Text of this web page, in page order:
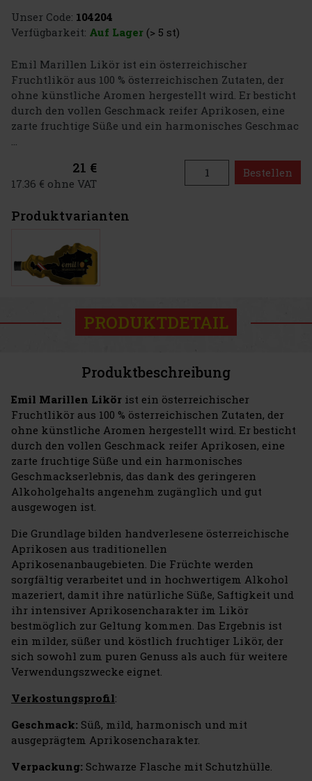
Unser Code: 104204
Verfügbarkeit: Auf Lager (> 5 st)
Emil Marillen Likör ist ein österreichischer
Fruchtlikör aus 100 % österreichischen Zutaten, der
ohne künstliche Aromen hergestellt wird. Er besticht
durch den vollen Geschmack reifer Aprikosen, eine
zarte fruchtige Süße und ein harmonisches Geschmac
...
21 €
17.36 € ohne VAT
Bestellen
Produktvarianten
PRODUKTDETAIL
Produktbeschreibung
Emil Marillen Likör ist ein österreichischer
Fruchtlikör aus 100 % österreichischen Zutaten, der
ohne künstliche Aromen hergestellt wird. Er besticht
durch den vollen Geschmack reifer Aprikosen, eine
zarte fruchtige Süße und ein harmonisches
Geschmackserlebnis, das dank des geringeren
Alkoholgehalts angenehm zugänglich und gut
ausgewogen ist.
Die Grundlage bilden handverlesene österreichische
Aprikosen aus traditionellen
Aprikosenanbaugebieten. Die Früchte werden
sorgfältig verarbeitet und in hochwertigem Alkohol
mazeriert, damit ihre natürliche Süße, Saftigkeit und
ihr intensiver Aprikosencharakter im Likör
bestmöglich zur Geltung kommen. Das Ergebnis ist
ein milder, süßer und köstlich fruchtiger Likör, der
sich sowohl zum puren Genuss als auch für weitere
Verwendungszwecke eignet.
Verkostungsprofil:
Geschmack: Süß, mild, harmonisch und mit
ausgeprägtem Aprikosencharakter.
Verpackung: Schwarze Flasche mit Schutzhülle.